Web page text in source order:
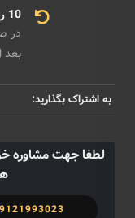
10 روز ضمانت بازگشت هزینه
در
بعد
به اشتراک بگذارید:
لطفا جهت مشاوره